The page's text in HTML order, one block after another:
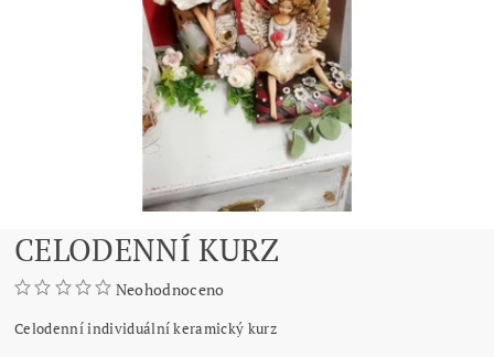
CELODENNÍ KURZ
Neohodnoceno
Celodenní individuální keramický kurz